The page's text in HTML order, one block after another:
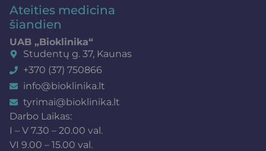
Ateities medicina
šiandien
UAB „Bioklinika“
Studentų g. 37, Kaunas
+370 (37) 750866
info@bioklinika.lt
tyrimai@bioklinika.lt
Darbo Laikas:
I – V 7.30 – 20.00 val.
VI 9.00 – 15.00 val.